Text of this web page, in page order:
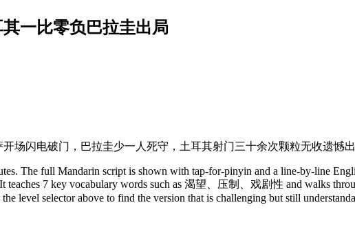
其一比零负 巴拉圭出局
场闪电破门，巴拉圭少一人死守，土耳其射门三十余次颗粒无收遗憾
The full Mandarin script is shown with tap-for-pinyin and a line-by-line
teaches 7 key vocabulary words such as 渴望、压制、戏剧性 and walks
level selector above to find the version that is challenging but still